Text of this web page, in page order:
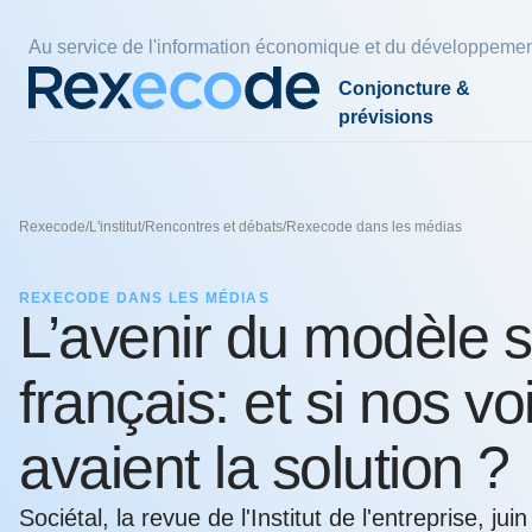
Au service de l'information économique et du
Conjoncture &
prévisions
Etats-Unis
Chine
Pays émergents
Coût du travail
Durée du travail
Fiscalité
Empreinte carbone
Industrie verte
Stratégies de décarbonation
Olivier REDOULES
Raphaël TROTIGNON
24 juil.
nos
Rexecode/L'institut/Rencontres et débats/Rexecode dans les médias
REXECODE DANS LES MÉDIAS
L’avenir du modèle
français: et si nos
avaient la solution ?
Sociétal, la revue de l'Institut de l'entreprise,